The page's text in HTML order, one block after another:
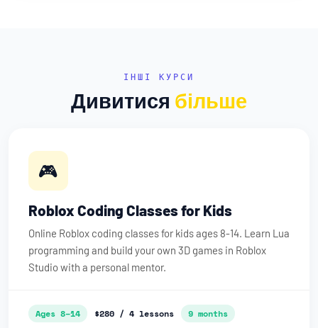
ІНШІ КУРСИ
Дивитися більше
🎮
Roblox Coding Classes for Kids
Online Roblox coding classes for kids ages 8-14. Learn Lua
programming and build your own 3D games in Roblox
Studio with a personal mentor.
Ages 8–14 $280 / 4 lessons 9 months